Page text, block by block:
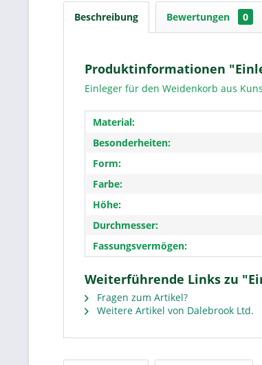
Beschreibung Bewertungen 0
Produktinformationen
Einleger für den Weidenkorb aus
Material:
Besonderheiten:
Form:
Farbe:
Höhe:
Durchmesser:
Fassungsvermögen:
Weiterführende Links zu
Fragen zum Artikel?
Weitere Artikel von Dalebrook Ltd.